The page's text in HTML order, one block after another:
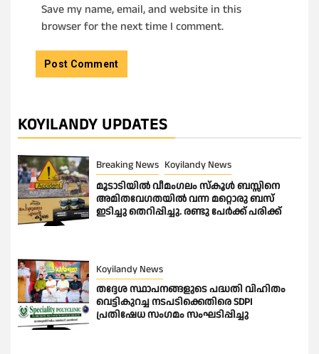
Save my name, email, and website in this
browser for the next time I comment.
KOYILANDY UPDATES
Breaking News Koyilandy News
മൂടാടിയിൽ വീമംഗലം സ്കൂൾ ബസ്സിനെ
അമിതവേഗതയിൽ വന്ന മറ്റൊരു ബസ്
ഇടിച്ചു തെറിപ്പിച്ചു. രണ്ടു പേർക്ക് പരിക്ക്
Koyilandy News
തദ്ദേശ സ്ഥാപനങ്ങളുടെ പദ്ധതി വിഹിതം
വെട്ടികുറച്ച നടപടിക്കെതിരെ SDPI
പ്രതിഷേധ സംഗമം സംഘടിപ്പിച്ചു